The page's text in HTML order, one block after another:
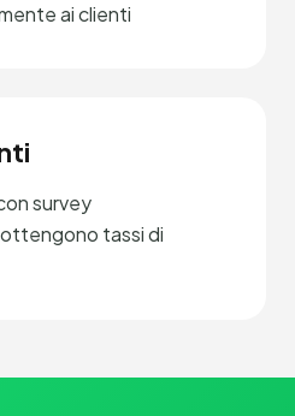
ai clienti
survey
tassi di